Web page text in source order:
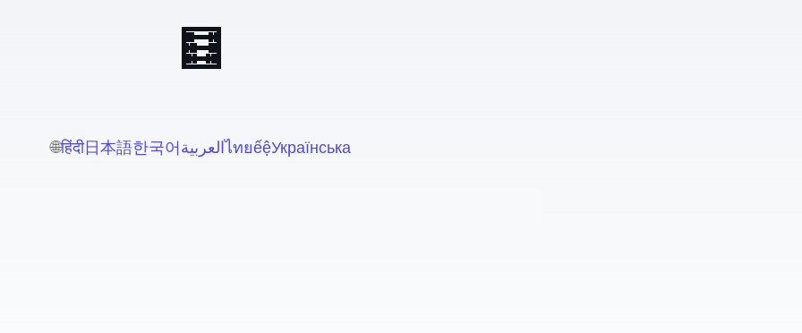
🧮 Prompts de IA para Contadores
🌐हिंदी日本語한국어 العربية ไทยTiếng ViệtУкраїнська